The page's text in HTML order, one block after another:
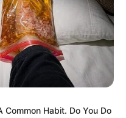
Common Habit. Do You Do